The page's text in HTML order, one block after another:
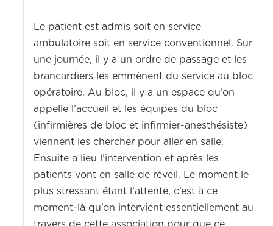
Le patient est admis soit en service
ambulatoire soit en service conventionnel. Sur
une journée, il y a un ordre de passage et les
brancardiers les emmènent du service au bloc
opératoire. Au bloc, il y a un espace qu’on
appelle l’accueil et les équipes du bloc
(infirmières de bloc et infirmier-anesthésiste)
viennent les chercher pour aller en salle.
Ensuite a lieu l’intervention et après les
patients vont en salle de réveil. Le moment le
plus stressant étant l’attente, c’est à ce
moment-là qu’on intervient essentiellement au